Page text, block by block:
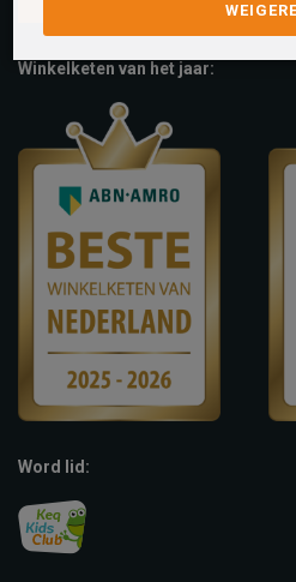
Winkelketen van het jaar:
Word lid: